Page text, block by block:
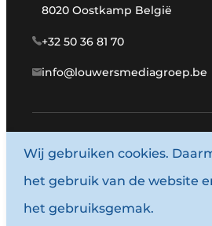
8020 Oostkamp België
+32 50 36 81 70
info@louwersmediagroep.be
© 1987 - 2026
Algemene
Wij gebruiken cookies.
het gebruik van de website
het gebruiksgemak.